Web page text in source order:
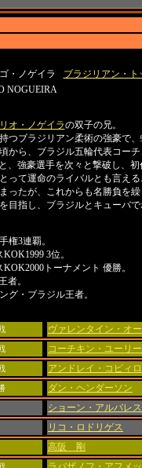
・ノゲイラ
ブラジリアン・ト
NOGUEIRA
オ・ノゲイラの双子の兄。
つブラジリアン柔術の強豪で
から、ブラジル五輪代表コー
、強豪選手を次々と撃破し、
って運命のライバルとも言え
ったが、これからも名勝負を
目指し、ブラジルとキューバ
権3連覇。
3位。
トーナメント 優勝。
者。
グ・ブラジル王者。
ヴァレンタイン・オ
コーチキン・ユーリー
アンドレイ・コピィ
ダン・ヘンダーソン
ショーン・アルバレス
リコ・ロドリゲス
高阪 剛